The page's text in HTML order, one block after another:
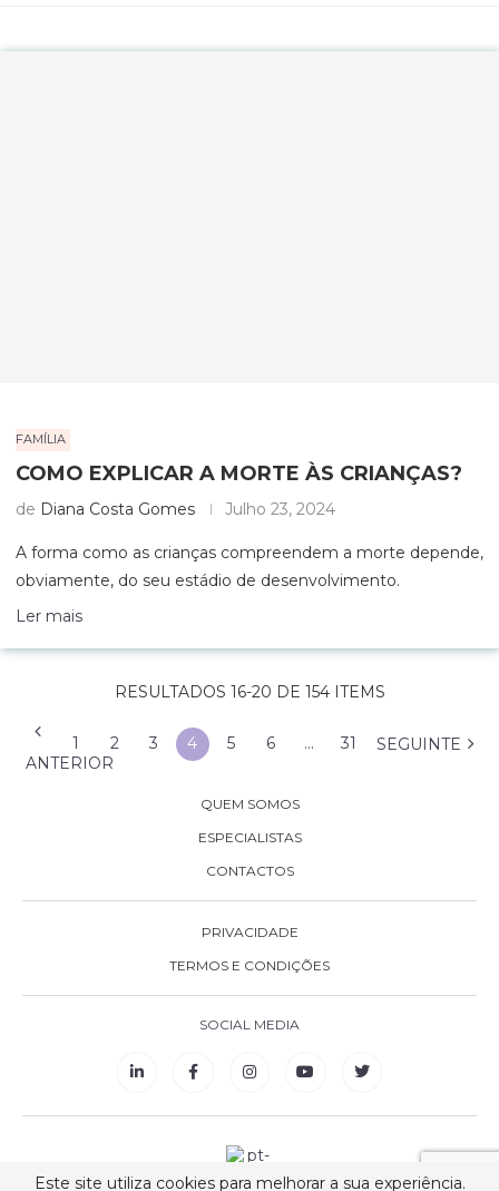
FAMÍLIA
COMO EXPLICAR A MORTE ÀS CRIANÇAS?
de Diana Costa Gomes Julho 23, 2024
A forma como as crianças compreendem a morte depende,
obviamente, do seu estádio de desenvolvimento.
Ler mais
RESULTADOS 16-20 DE 154 ITEMS
ANTERIOR
1 2 3 4 5 6 … 31 SEGUINTE
QUEM SOMOS
ESPECIALISTAS
CONTACTOS
PRIVACIDADE
TERMOS E CONDIÇÕES
SOCIAL MEDIA
Este site utiliza cookies para melhorar a sua experiência.